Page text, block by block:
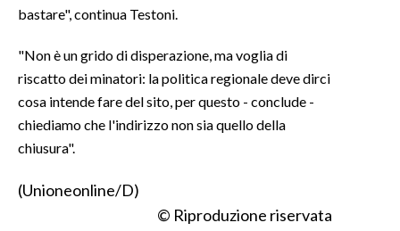
bastare", continua Testoni.
"Non è un grido di disperazione, ma voglia di
riscatto dei minatori: la politica regionale deve dirci
cosa intende fare del sito, per questo - conclude -
chiediamo che l'indirizzo non sia quello della
chiusura".
(Unioneonline/D)
© Riproduzione riservata